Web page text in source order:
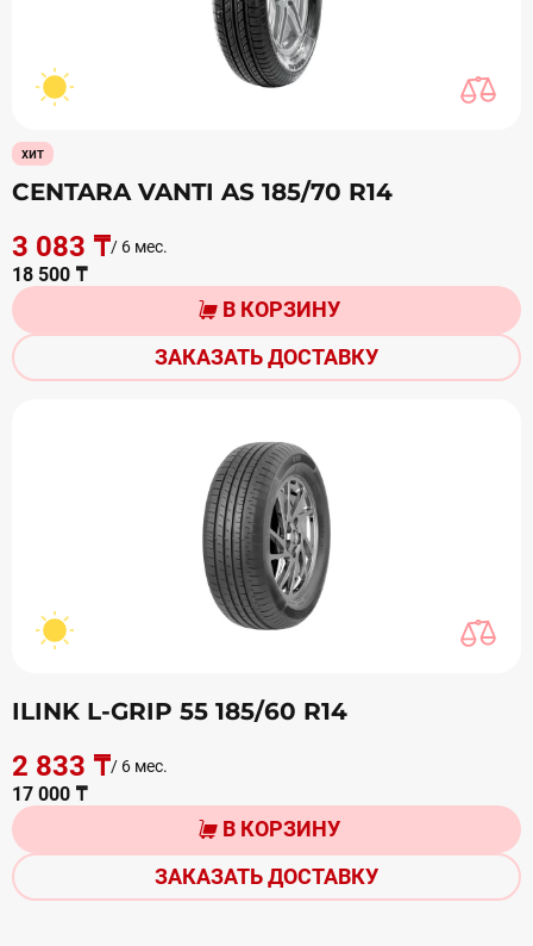
хит
CENTARA VANTI AS 185/70 R14
3 083 ₸/ 6 мес.
18 500 ₸
В КОРЗИНУ
ЗАКАЗАТЬ ДОСТАВКУ
ILINK L-GRIP 55 185/60 R14
2 833 ₸/ 6 мес.
17 000 ₸
В КОРЗИНУ
ЗАКАЗАТЬ ДОСТАВКУ